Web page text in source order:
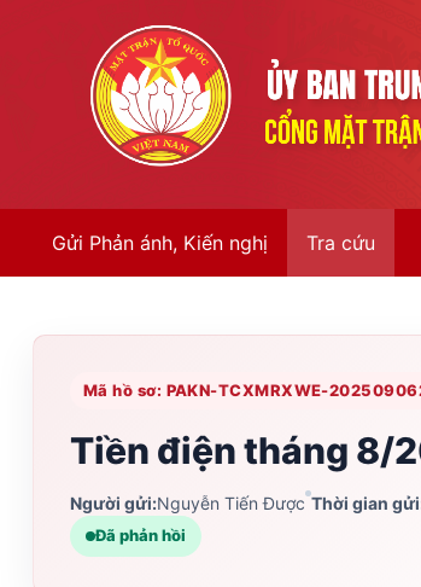
Gửi Phản ánh, Kiến nghị Tra cứu
Mã hồ sơ: PAKN-TCXMRXWE-
Tiền điện tháng 8/
Người gửi:Nguyễn Tiến Được Thời gian
Đã phản hồi